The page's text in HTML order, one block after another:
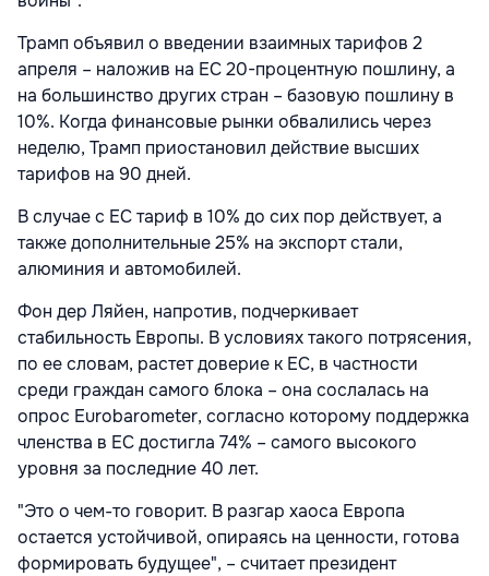
Трамп объявил о введении взаимных тарифов 2
апреля – наложив на ЕС 20-процентную пошлину, а
на большинство других стран – базовую пошлину в
10%. Когда финансовые рынки обвалились через
неделю, Трамп приостановил действие высших
тарифов на 90 дней.
В случае с ЕС тариф в 10% до сих пор действует, а
также дополнительные 25% на экспорт стали,
алюминия и автомобилей.
Фон дер Ляйен, напротив, подчеркивает
стабильность Европы. В условиях такого потрясения,
по ее словам, растет доверие к ЕС, в частности
среди граждан самого блока – она сослалась на
опрос Eurobarometer, согласно которому поддержка
членства в ЕС достигла 74% – самого высокого
уровня за последние 40 лет.
"Это о чем-то говорит. В разгар хаоса Европа
остается устойчивой, опираясь на ценности, готова
формировать будущее", – считает президент